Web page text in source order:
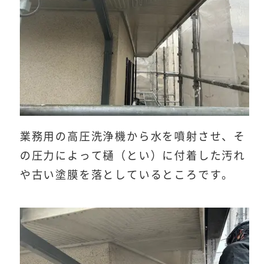
業務用の高圧洗浄機から水を噴射させ、そ
の圧力によって樋（とい）に付着した汚れ
や古い塗膜を落としているところです。